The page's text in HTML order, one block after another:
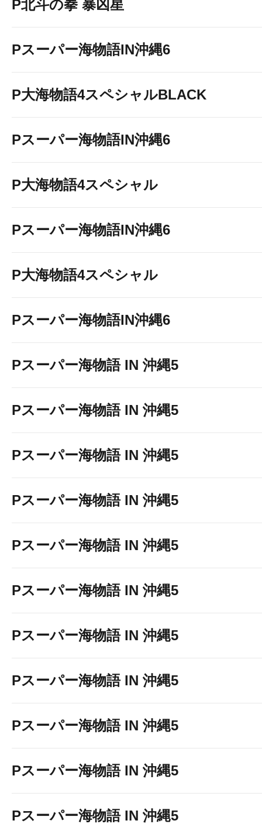
P北斗の拳 暴凶星
Pスーパー海物語IN沖縄6
P大海物語4スペシャルBLACK
Pスーパー海物語IN沖縄6
P大海物語4スペシャル
Pスーパー海物語IN沖縄6
P大海物語4スペシャル
Pスーパー海物語IN沖縄6
Pスーパー海物語 IN 沖縄5
Pスーパー海物語 IN 沖縄5
Pスーパー海物語 IN 沖縄5
Pスーパー海物語 IN 沖縄5
Pスーパー海物語 IN 沖縄5
Pスーパー海物語 IN 沖縄5
Pスーパー海物語 IN 沖縄5
Pスーパー海物語 IN 沖縄5
Pスーパー海物語 IN 沖縄5
Pスーパー海物語 IN 沖縄5
Pスーパー海物語 IN 沖縄5